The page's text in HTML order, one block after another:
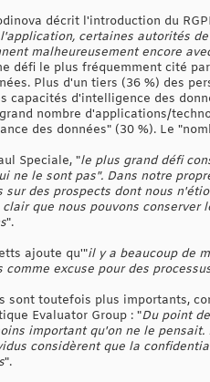
décrit l'introduction du
certaines autorités
malheureusement encore
défi le plus fréquemment cité
Plus d'un tiers (36 %) des
capacités d'intelligence des
nombre d'applications/
des données" (30 %). Le
Speciale, "le plus grand défi
ne le sont pas". Dans notre
sur des prospects dont nous
que nous pouvons
".
ajoute qu'"il y a beaucoup de
comme excuse pour des
sont toutefois plus importants,
Evaluator Group : "Du point
important qu'on ne le
considèrent que la
".